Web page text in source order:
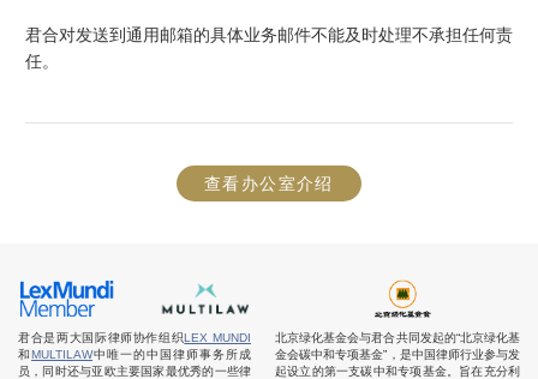
君合对发送到通用邮箱的具体业务邮件不能及时处理不承担任何责
任。
查看办公室介绍
君合是两大国际律师协作组织LEX MUNDI
和MULTILAW中唯一的中国律师事务所成
员，同时还与亚欧主要国家最优秀的一些律
北京绿化基金会与君合共同发起的“北京绿化基
金会碳中和专项基金”，是中国律师行业参与发
起设立的第一支碳中和专项基金。旨在充分利